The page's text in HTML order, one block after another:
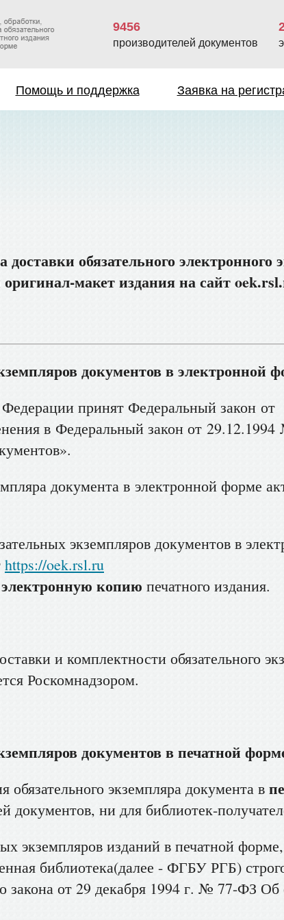
9456
производителей документов
Помощь и поддержка Заявка на
обязательного электронного
макет издания на сайт
документов в электронной
принят Федеральный закон от
в Федеральный закон от
документа в электронной форме
экземпляров документов в
https://oek.rsl.ru
копию печатного издания.
и комплектности обязательного
Роскомнадзором.
документов в печатной
экземпляра документа в
документов, ни для библиотек-
экземпляров изданий в печатной
библиотека(далее - ФГБУ РГБ)
закона от 29 декабря 1994 г. № 77-ФЗ Об